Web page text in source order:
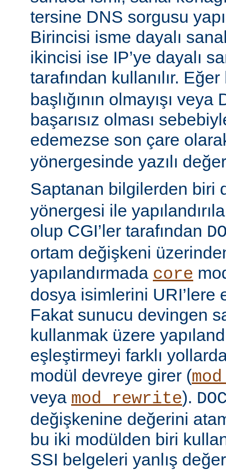
tersine DNS sorgusu
Birincisi isme dayalı
ikincisi ise IP’ye dayalı
tarafından kullanılır.
başlığının olmayışı
başarısız olması
edemezse son çare
yönergesinde yazılı
Saptanan bilgilerden biri
yönergesi ile
olup CGI’ler tarafından
ortam değişkeni
yapılandırmada core
dosya isimlerini URI’lere
Fakat sunucu devingen
kullanmak üzere
eşleştirmeyi farklı
modül devreye girer (
veya mod_rewrite).
değişkenine değerini
bu iki modülden biri
SSI belgeleri yanlış